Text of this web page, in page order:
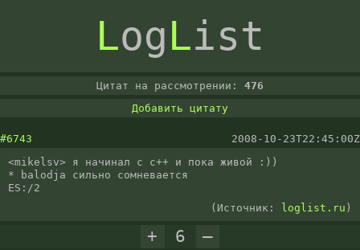
LogList
Цитат на рассмотрении: 476
Добавить цитату
#6743
2008-10-23T22:45:00Z
<mikelsv> я начинал с с++ и пока живой :))
* balodja сильно сомневается
ES:/2
(Источник:
loglist.ru )
+ 6 –